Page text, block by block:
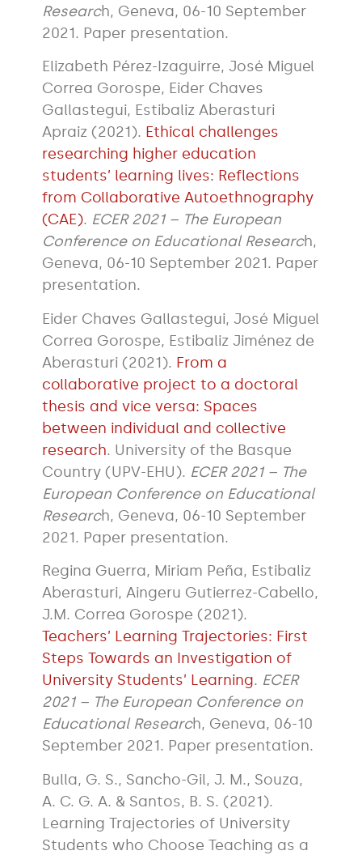
Research, Geneva, 06-10 September
2021. Paper presentation.
Elizabeth Pérez-Izaguirre, José Miguel
Correa Gorospe, Eider Chaves
Gallastegui, Estibaliz Aberasturi
Apraiz (2021). Ethical challenges
researching higher education
students’ learning lives: Reflections
from Collaborative Autoethnography
(CAE). ECER 2021 – The European
Conference on Educational Research,
Geneva, 06-10 September 2021. Paper
presentation.
Eider Chaves Gallastegui, José Miguel
Correa Gorospe, Estibaliz Jiménez de
Aberasturi (2021). From a
collaborative project to a doctoral
thesis and vice versa: Spaces
between individual and collective
research. University of the Basque
Country (UPV-EHU). ECER 2021 – The
European Conference on Educational
Research, Geneva, 06-10 September
2021. Paper presentation.
Regina Guerra, Miriam Peña, Estibaliz
Aberasturi, Aingeru Gutierrez-Cabello,
J.M. Correa Gorospe (2021).
Teachers’ Learning Trajectories: First
Steps Towards an Investigation of
University Students’ Learning. ECER
2021 – The European Conference on
Educational Research, Geneva, 06-10
September 2021. Paper presentation.
Bulla, G. S., Sancho-Gil, J. M., Souza,
A. C. G. A. & Santos, B. S. (2021).
Learning Trajectories of University
Students who Choose Teaching as a